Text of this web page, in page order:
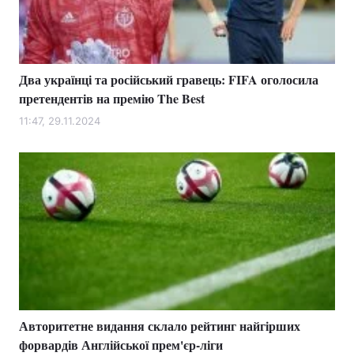
Два українці та російський гравець: FIFA оголосила
претендентів на премію The Best
11:47, 29.11.2024
Авторитетне видання склало рейтинг найгірших
форвардів Англійської прем'єр-ліги